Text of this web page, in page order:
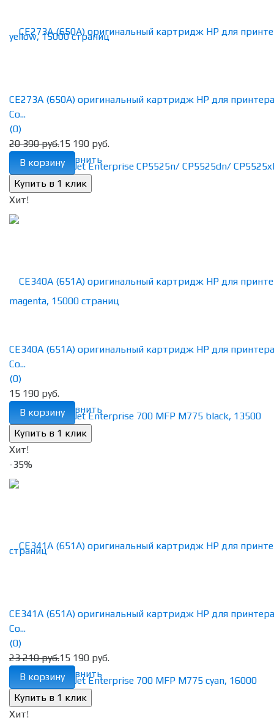
избранное сравнить
CE273A (650A) оригинальный картридж HP для
Co...
(0)
20 390 руб.15 190 руб.
В корзину
Хит!
избранное сравнить
CE340A (651A) оригинальный картридж HP для
Co...
(0)
15 190 руб.
В корзину
Хит!
-35%
избранное сравнить
CE341A (651A) оригинальный картридж HP для
Co...
(0)
23 210 руб.15 190 руб.
В корзину
Хит!